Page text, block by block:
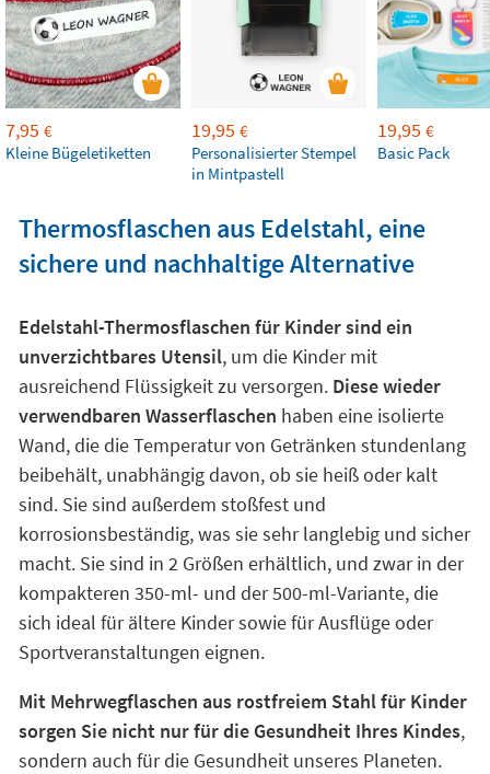
7,95 €
Kleine Bügeletiketten
19,95 €
Personalisierter Stempel
in Mintpastell
19,95 €
Basic Pack
Thermosflaschen aus Edelstahl, eine
sichere und nachhaltige Alternative
Edelstahl-Thermosflaschen für Kinder sind ein
unverzichtbares Utensil, um die Kinder mit
ausreichend Flüssigkeit zu versorgen. Diese wieder
verwendbaren Wasserflaschen haben eine isolierte
Wand, die die Temperatur von Getränken stundenlang
beibehält, unabhängig davon, ob sie heiß oder kalt
sind. Sie sind außerdem stoßfest und
korrosionsbeständig, was sie sehr langlebig und sicher
macht. Sie sind in 2 Größen erhältlich, und zwar in der
kompakteren 350-ml- und der 500-ml-Variante, die
sich ideal für ältere Kinder sowie für Ausflüge oder
Sportveranstaltungen eignen.
Mit Mehrwegflaschen aus rostfreiem Stahl für Kinder
sorgen Sie nicht nur für die Gesundheit Ihres Kindes,
sondern auch für die Gesundheit unseres Planeten.